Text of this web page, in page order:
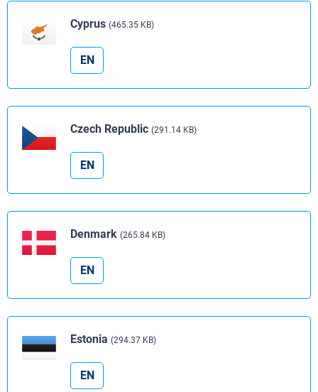
Cyprus (465.35 KB)
EN
Czech Republic (291.14 KB)
EN
Denmark (265.84 KB)
EN
Estonia (294.37 KB)
EN